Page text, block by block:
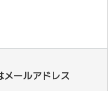
メールアドレス